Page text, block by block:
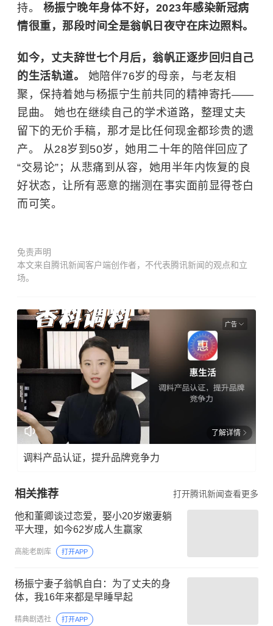
持。 杨振宁晚年身体不好，2023年感染新冠病
情很重，那段时间全是翁帆日夜守在床边照料。
如今，丈夫辞世七个月后，翁帆正逐步回归自己
的生活轨道。 她陪伴76岁的母亲，与老友相
聚，保持着她与杨振宁生前共同的精神寄托——
昆曲。 她也在继续自己的学术道路，整理丈夫
留下的无价手稿，那才是比任何现金都珍贵的遗
产。 从28岁到50岁，她用二十年的陪伴回应了
“交易论”；从悲痛到从容，她用半年内恢复的良
好状态，让所有恶意的揣测在事实面前显得苍白
而可笑。
免责声明
本文来自腾讯新闻客户端创作者，不代表腾讯新闻的观点和立
场。
广告
了解详情
调料产品认证，提升品牌竞争力
相关推荐 打开腾讯新闻查看更多
他和董卿谈过恋爱，娶小20岁嫩妻躺
平大理，如今62岁成人生赢家
高能老剧库 打开APP
杨振宁妻子翁帆自白：为了丈夫的身
体，我16年来都是早睡早起
精典剧透社 打开APP